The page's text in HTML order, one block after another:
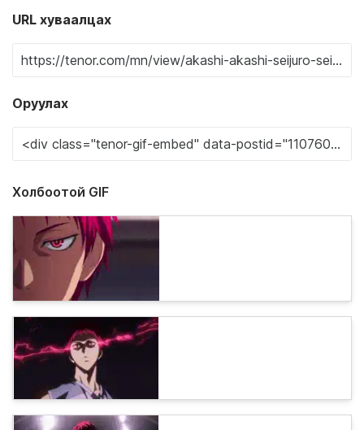
URL хуваалцах
Оруулах
Холбоотой GIF